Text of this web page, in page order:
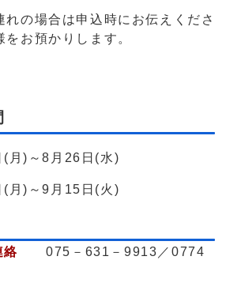
の場合は申込時にお伝えくださ
お預かりします。
)～8月26日(水)
)～9月15日(火)
絡
075－631－9913／0774